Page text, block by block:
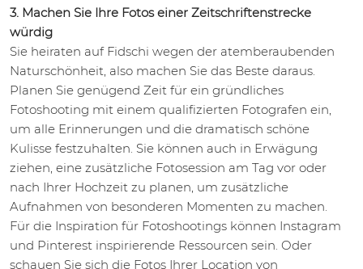
3. Machen Sie Ihre Fotos einer Zeitschriftenstrecke
würdig
Sie heiraten auf Fidschi wegen der atemberaubenden
Naturschönheit, also machen Sie das Beste daraus.
Planen Sie genügend Zeit für ein gründliches
Fotoshooting mit einem qualifizierten Fotografen ein,
um alle Erinnerungen und die dramatisch schöne
Kulisse festzuhalten. Sie können auch in Erwägung
ziehen, eine zusätzliche Fotosession am Tag vor oder
nach Ihrer Hochzeit zu planen, um zusätzliche
Aufnahmen von besonderen Momenten zu machen.
Für die Inspiration für Fotoshootings können Instagram
und Pinterest inspirierende Ressourcen sein. Oder
schauen Sie sich die Fotos Ihrer Location von